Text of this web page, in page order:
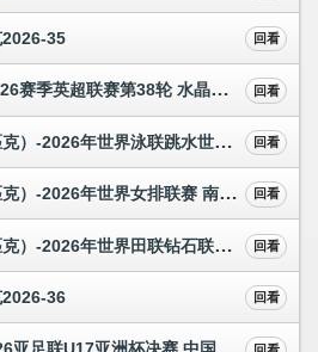
35 回看
15:40 国际足球赛场-25-26赛季英超联赛第38轮 水晶宫—阿森纳 回看
17:10 实况录像（奥林匹克）-2026年世界泳联跳水世界杯总决赛 1 回看
18:10 实况录像（奥林匹克）-2026年世界女排联赛 南京站 中国队—捷克队 回看
19:25 实况录像（奥林匹克）-2026年世界田联钻石联赛 拉巴特站 25分钟版 回看
36 回看
回看